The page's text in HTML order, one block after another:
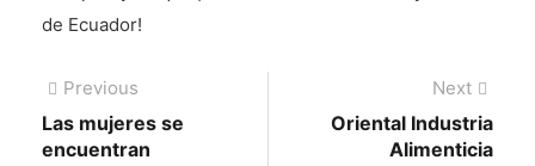
de Ecuador!
Navegación
de
Previous
post:
Las mujeres se
encuentran
Next
post:
Oriental Industria
Alimenticia